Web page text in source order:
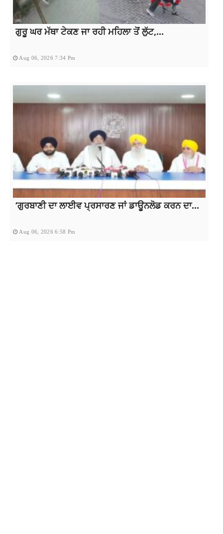
ਗੁਰੂ ਘਰ ਮੱਥਾ ਟੇਕਣ ਜਾ ਰਹੀ ਮਹਿਲਾ ਤੋਂ ਲੁੱਟ,...
Aug 06, 2026 7:34 Pm
‘ਗੁਰਬਾਣੀ ਦਾ ਲਾਈਵ ਪ੍ਰਸਾਰਣ ਜਾਂ ਡਾਊਨਲੋਡ ਕਰਨ ਦਾ...
Aug 06, 2026 6:58 Pm